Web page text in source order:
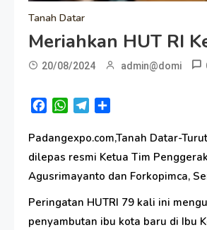
Tanah Datar
Meriahkan HUT RI
20/08/2024 admin@domi
FacebookWhatsApp
Telegram
Padangexpo.com,Tanah Datar-
dilepas resmi Ketua Tim
Agusrimayanto dan Forkopimca,
Peringatan HUTRI 79 kali ini
penyambutan ibu kota baru di Ibu